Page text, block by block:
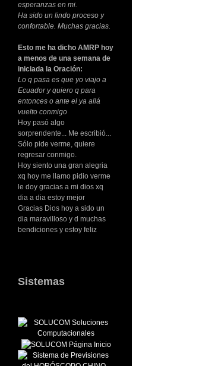
esperanzas en mi.
Ha sido un lindo proceso y
confortable. Muchas gracias.
Esto me ha dicho AMRP hoy
a menos de una semana de
iniciada la Oración:
Lo q pasa es que yo viajo a
Ecuador y quiero q para
entonces o ante el ya allá
vuelto conmigo
Hoy pasó algo
sorprendente... Me escribió...
Sólo pide verme, quiere
regresar conmigo.
Hoy siento una gran alegria
xq hoy me llamo pidio verme
le doy gracias a mi dios xq
dia a dia estoy mejor
Gracias Dios hoy a sido un
dia maravilloso y d muchas
bendiciones y estoy feliz
Sistemas